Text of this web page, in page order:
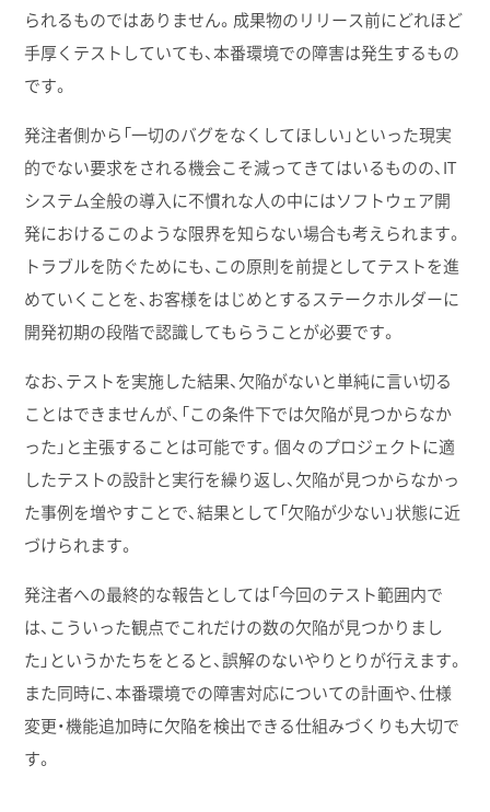
られるものではありません。成果物のリリース前にどれほど
手厚くテストしていても、本番環境での障害は発生するもの
です。
発注者側から「一切のバグをなくしてほしい」といった現実
的でない要求をされる機会こそ減ってきてはいるものの、IT
システム全般の導入に不慣れな人の中にはソフトウェア開
発におけるこのような限界を知らない場合も考えられます。
トラブルを防ぐためにも、この原則を前提としてテストを進
めていくことを、お客様をはじめとするステークホルダーに
開発初期の段階で認識してもらうことが必要です。
なお、テストを実施した結果、欠陥がないと単純に言い切る
ことはできませんが、「この条件下では欠陥が見つからなか
った」と主張することは可能です。個々のプロジェクトに適
したテストの設計と実行を繰り返し、欠陥が見つからなかっ
た事例を増やすことで、結果として「欠陥が少ない」状態に近
づけられます。
発注者への最終的な報告としては「今回のテスト範囲内で
は、こういった観点でこれだけの数の欠陥が見つかりまし
た」というかたちをとると、誤解のないやりとりが行えます。
また同時に、本番環境での障害対応についての計画や、仕様
変更・機能追加時に欠陥を検出できる仕組みづくりも大切で
す。